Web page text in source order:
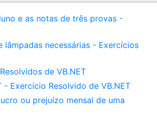
e as notas de três provas -
lâmpadas necessárias - Exercícios
de VB.NET
Exercício Resolvido de VB.NET
ou prejuízo mensal de uma